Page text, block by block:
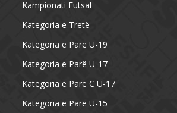
Kampionati Futsal
Kategoria e Tretë
Kategoria e Parë U-19
Kategoria e Parë U-17
Kategoria e Parë C U-17
Kategoria e Parë U-15